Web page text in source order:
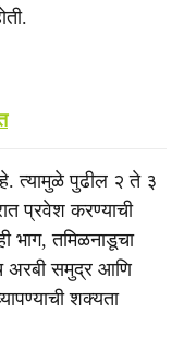
त्यामुळे पुढील २ ते ३
प्रवेश करण्याची
तमिळनाडूचा
अरबी समुद्र आणि
शक्यता